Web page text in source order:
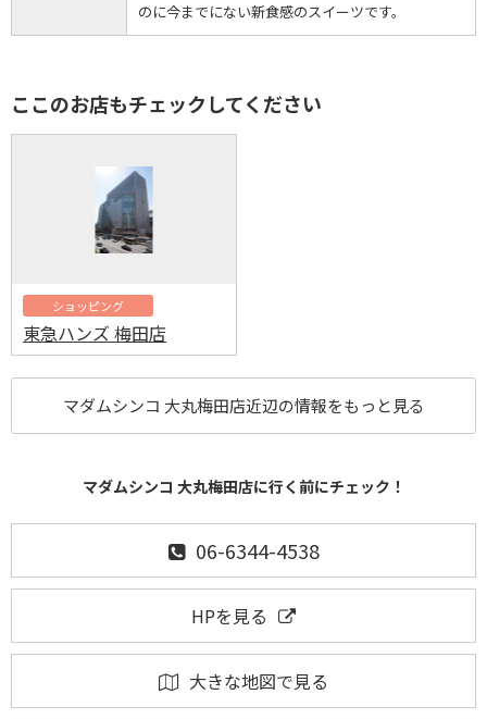
のに今までにない新食感のスイーツです。
ここのお店もチェックしてください
ショッピング
東急ハンズ 梅田店
マダムシンコ 大丸梅田店近辺の情報をもっと見る
マダムシンコ 大丸梅田店に行く前にチェック！
06-6344-4538
HPを見る
大きな地図で見る